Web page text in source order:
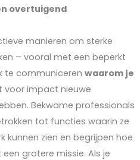
overtuigend
manieren om sterke
– vooral met een beperkt
te communicerenwaarom je
voor impact nieuwe
Bekwame professionals
tot functies waarin ze
kunnen zien en begrijpen hoe
grotere missie. Als je